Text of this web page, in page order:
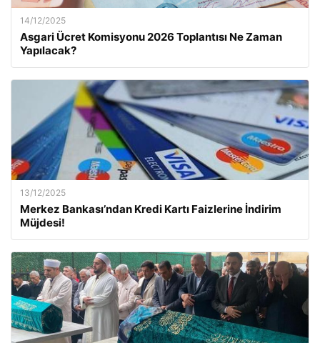
14/12/2025
Asgari Ücret Komisyonu 2026 Toplantısı Ne Zaman
Yapılacak?
13/12/2025
Merkez Bankası’ndan Kredi Kartı Faizlerine İndirim
Müjdesi!